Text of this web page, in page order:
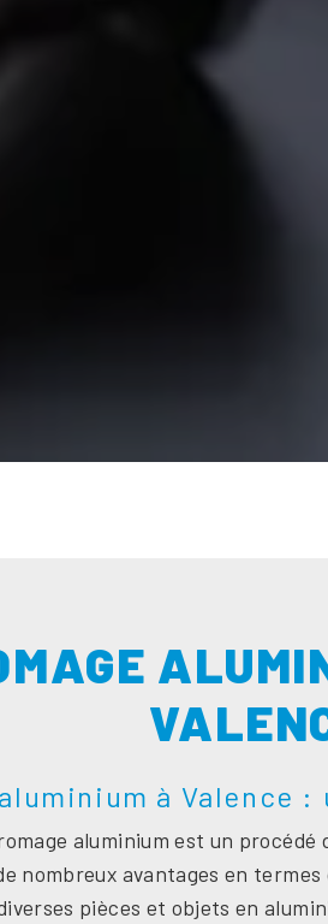
à Valence
aluminium est un
nombreux avantages en
pièces et objets en